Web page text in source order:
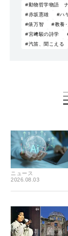
#動物哲学物語
#赤坂憲雄
#ハ
#俵万智
#教養
#宮﨑駿の詩学
#汽笛、聞こえる
ニュース
2026.08.03